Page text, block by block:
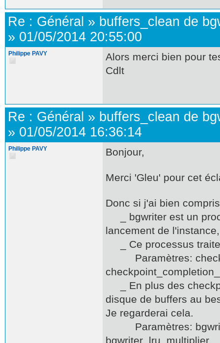
Re : Général » buffers_clean de
» 01/05/2014 20:55:00
Philippe PAVY
Alors merci bien pour
Cdlt
Re : Général » buffers_clean de
» 01/05/2014 16:36:14
Philippe PAVY Bonjour,
Merci 'Gleu' pour cet
Donc si j'ai bien
_ bgwriter est un
lancement de l'instance,
_ Ce processus traite
Paramètres:
_ En plus des
disque de buffers au
Je regarderai cela.
Paramètres:
bgwriter_lru_multiplier